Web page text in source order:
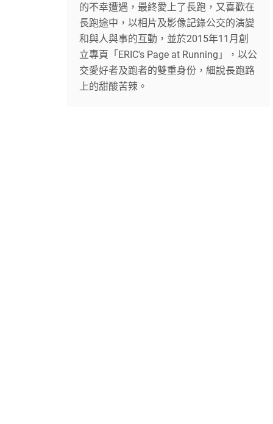
的不幸遭遇，最終愛上了長跑，又喜歡在
長跑途中，以相片及影像記錄公交的演變
和與人與事的互動，並於2015年11月創
立專頁「ERIC's Page at Running」，以公
交愛好者及跑者的雙重身份，細說長跑路
上的甜酸苦辣。